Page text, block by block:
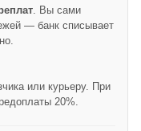
. Вы сами
— банк списывает
или курьеру. При
20%.